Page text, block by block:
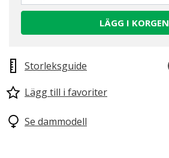
LÄGG I KORGEN
Storleksguide
Lägg till i favoriter
Se dammodell